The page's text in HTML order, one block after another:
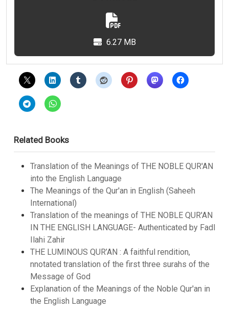
6.27 MB
Related Books
Translation of the Meanings of THE NOBLE QUR'AN
into the English Language
The Meanings of the Qur'an in English (Saheeh
International)
Translation of the meanings of THE NOBLE QUR'AN
IN THE ENGLISH LANGUAGE- Authenticated by Fadl
Ilahi Zahir
THE LUMINOUS QUR’AN : A faithful rendition,
nnotated translation of the first three surahs of the
Message of God
Explanation of the Meanings of the Noble Qur'an in
the English Language